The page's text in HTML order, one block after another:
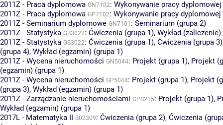
2011Z - Praca dyplomowa GN7102: Wykonywanie pracy dyplomowej
2011Z - Praca dyplomowa GP7102: Wykonywanie pracy dyplomowej
2011Z - Seminarium dyplomowe GN7101 : Seminarium (grupa 2)
2011Z - Statystyka GB3022: Ćwiczenia (grupa 1), Wykład
2011Z - Statystyka GS3022: Ćwiczenia (grupa 1), Ćwiczenia (grupa 3)
(grupa 4), Wykład (egzamin) (grupa 1)
2011Z - Wycena nieruchomości GN5044: Projekt (grupa 1), Projekt
(egzamin) (grupa 1)
2011Z - Wycena nieruchomości GP5044: Projekt (grupa 1), Projekt
(grupa 3), Wykład (egzamin) (grupa 1)
2011Z - Zarządzanie nieruchomościami GPS215: Projekt (grupa 1),
Wykład (egzamin) (grupa 1)
2017L - Matematyka II B02309: Ćwiczenia (grupa 2), Ćwiczenia